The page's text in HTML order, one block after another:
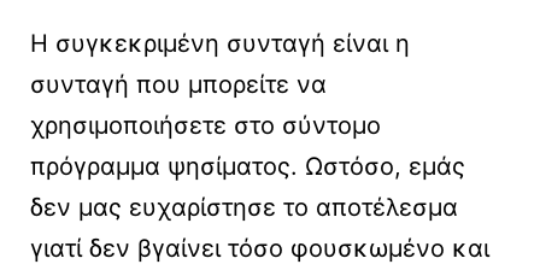
Η συγκεκριμένη συνταγή είναι η
συνταγή που μπορείτε να
χρησιμοποιήσετε στο σύντομο
πρόγραμμα ψησίματος. Ωστόσο, εμάς
δεν μας ευχαρίστησε το αποτέλεσμα
γιατί δεν βγαίνει τόσο φουσκωμένο και